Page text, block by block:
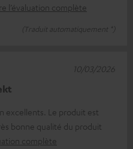
l’évaluation complète
(Traduit automatiquement *)
excellents. Le produit est
bonne qualité du produit
complète
10/03/2026